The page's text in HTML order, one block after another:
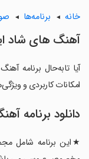
خانه برنامه‌ها
آهنگ های شاد
آیا تابه‌حال برنامه
امکانات کاربردی و
دانلود برنامه
★این برنامه شامل